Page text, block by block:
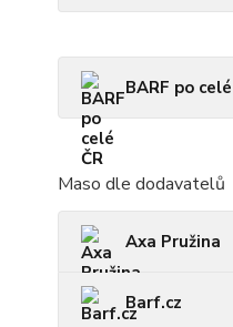
BARF po
Maso dle dodavatelů
Axa Pružina
Barf.cz